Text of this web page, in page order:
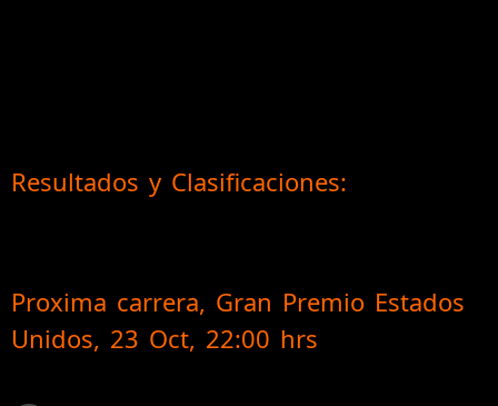
Resultados y Clasificaciones:
Proxima carrera, Gran Premio Estados
Unidos, 23 Oct, 22:00 hrs